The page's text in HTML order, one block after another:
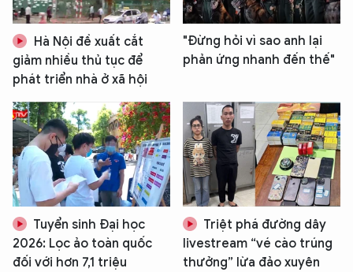
Hà Nội đề xuất cắt
giảm nhiều thủ tục để
phát triển nhà ở xã hội
"Đừng hỏi vì sao anh lại
phản ứng nhanh đến thế"
Tuyển sinh Đại học
2026: Lọc ảo toàn quốc
đối với hơn 7,1 triệu
Triệt phá đường dây
livestream “vé cào trúng
thưởng” lừa đảo xuyên